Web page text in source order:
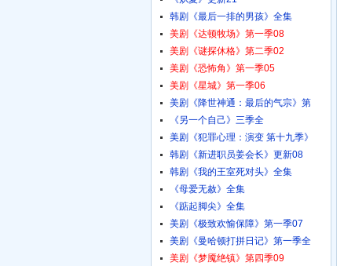
韩剧《最后一排的男孩》全集
美剧《达顿牧场》第一季08
美剧《谜探休格》第二季02
美剧《恐怖角》第一季05
美剧《星城》第一季06
美剧《降世神通：最后的气宗》第
《另一个自己》三季全
美剧《犯罪心理：演变 第十九季》
韩剧《新进职员姜会长》更新08
韩剧《我的王室死对头》全集
《母爱无赦》全集
《踮起脚尖》全集
美剧《极致欢愉保障》第一季07
美剧《曼哈顿打拼日记》第一季全
美剧《梦魇绝镇》第四季09